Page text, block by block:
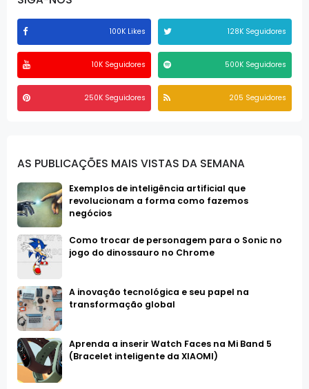
100K Likes 128K Seguidores
10K Seguidores 500K Seguidores
250K Seguidores 205 Seguidores
AS PUBLICAÇÕES MAIS VISTAS DA SEMANA
Exemplos de inteligência artificial que
revolucionam a forma como fazemos
negócios
Como trocar de personagem para o Sonic no
jogo do dinossauro no Chrome
A inovação tecnológica e seu papel na
transformação global
Aprenda a inserir Watch Faces na Mi Band 5
(Bracelet inteligente da XIAOMI)